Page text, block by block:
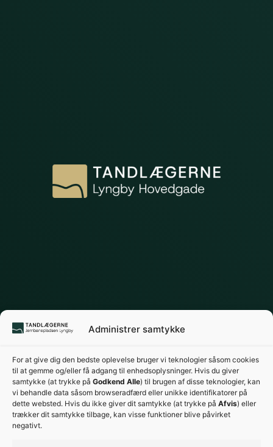
Administrer samtykke
For at give dig den bedste oplevelse bruger vi teknologier såsom cookies
til at gemme og/eller få adgang til enhedsoplysninger. Hvis du giver
samtykke (at trykke på Godkend Alle) til brugen af disse teknologier, kan
vi behandle data såsom browseradfærd eller unikke identifikatorer på
dette websted. Hvis du ikke giver dit samtykke (at trykke på Afvis) eller
trækker dit samtykke tilbage, kan visse funktioner blive påvirket
negativt.